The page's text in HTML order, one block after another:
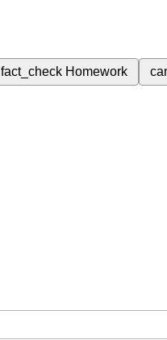
fact_check Homework